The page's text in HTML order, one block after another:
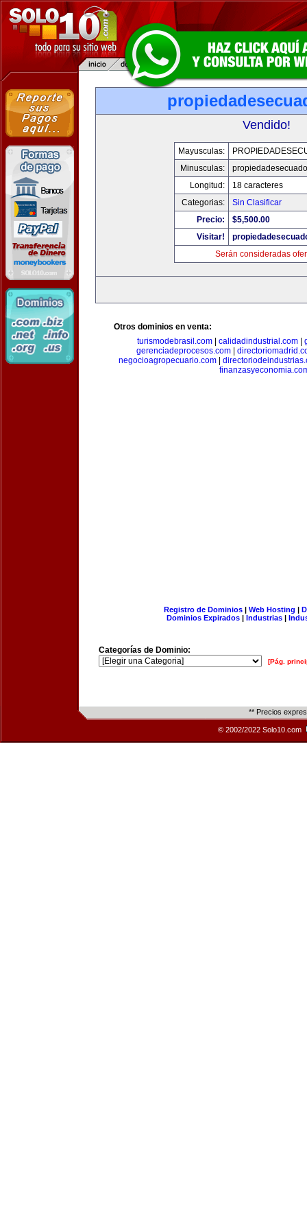
Vendido!
Mayusculas:
Minusculas:
Longitud:
18 caracteres
Categorias:
Sin Clasificar
Precio:
$5,500.00
Visitar!
Serán consideradas
Otros dominios en venta:
turismodebrasil.com
calidadindustrial.com
gerenciadeprocesos.com
negocioagropecuario.com
Registro de Dominios| Web Hosting |
Dominios Expirados | Industrias |
Categorías de Dominio:
[Pág.
** Precios
© 2002/2022 Solo10.com